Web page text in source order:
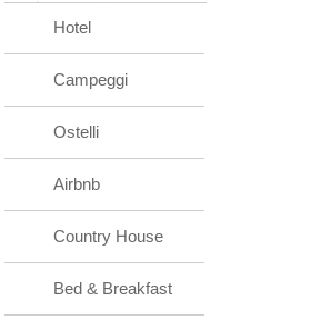
Hotel
Campeggi
Ostelli
Airbnb
Country House
Bed & Breakfast